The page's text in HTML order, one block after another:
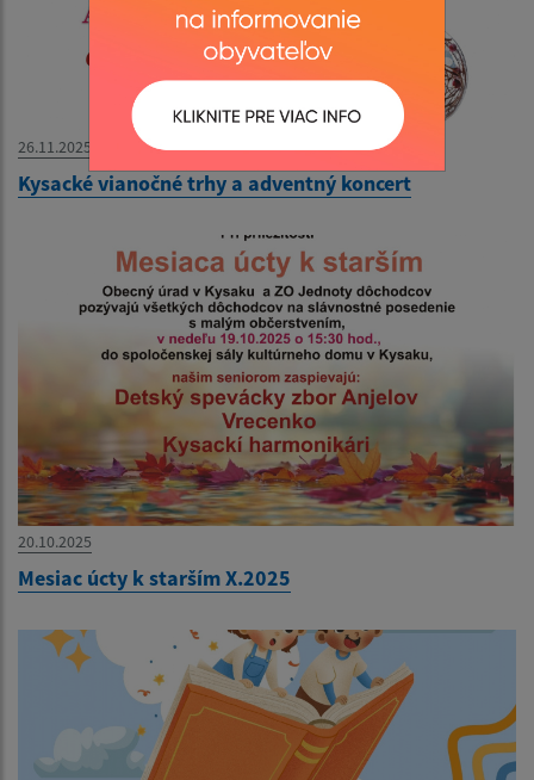
26.11.2025
Kysacké vianočné trhy a adventný koncert
20.10.2025
Mesiac úcty k starším X.2025